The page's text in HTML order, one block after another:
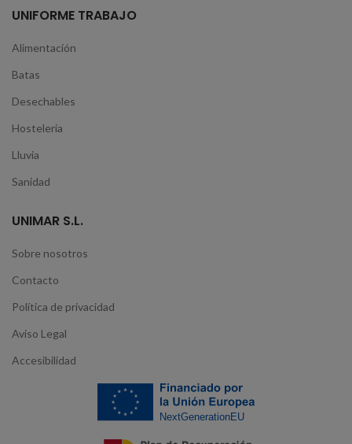
UNIFORME TRABAJO
Alimentación
Batas
Desechables
Hostelería
Lluvia
Sanidad
UNIMAR S.L.
Sobre nosotros
Contacto
Política de privacidad
Aviso Legal
Accesibilidad